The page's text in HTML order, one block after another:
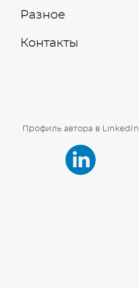
Разное
Контакты
Профиль автора в LinkedIn